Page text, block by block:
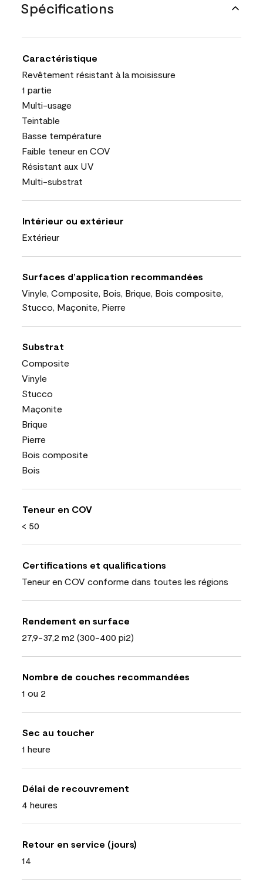
Spécifications
Caractéristique
Revêtement résistant à la moisissure
1 partie
Multi-usage
Teintable
Basse température
Faible teneur en COV
Résistant aux UV
Multi-substrat
Intérieur ou extérieur
Extérieur
Surfaces d’application recommandées
Vinyle, Composite, Bois, Brique, Bois composite,
Stucco, Maçonite, Pierre
Substrat
Composite
Vinyle
Stucco
Maçonite
Brique
Pierre
Bois composite
Bois
Teneur en COV
< 50
Certifications et qualifications
Teneur en COV conforme dans toutes les régions
Rendement en surface
27,9-37,2 m2 (300-400 pi2)
Nombre de couches recommandées
1 ou 2
Sec au toucher
1 heure
Délai de recouvrement
4 heures
Retour en service (jours)
14